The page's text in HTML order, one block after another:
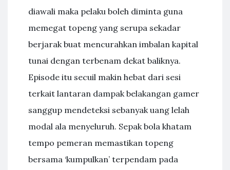
diawali maka pelaku boleh diminta guna
memegat topeng yang serupa sekadar
berjarak buat mencurahkan imbalan kapital
tunai dengan terbenam dekat baliknya.
Episode itu secuil makin hebat dari sesi
terkait lantaran dampak belakangan gamer
sanggup mendeteksi sebanyak uang lelah
modal ala menyeluruh. Sepak bola khatam
tempo pemeran memastikan topeng
bersama ‘kumpulkan’ terpendam pada